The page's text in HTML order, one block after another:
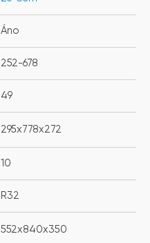
Áno
252-678
49
295x778x272
10
R32
552x840x350